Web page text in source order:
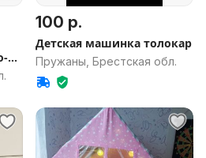
100 р.
Детская машинка толокар
Пружаны, Брестская обл.